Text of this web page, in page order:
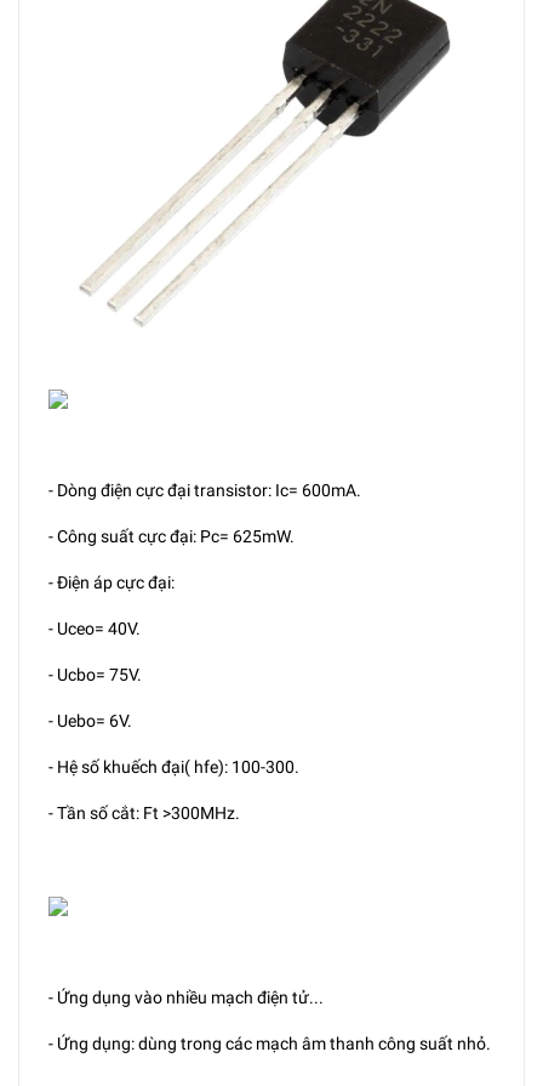
- Dòng điện cực đại transistor: Ic= 600mA.
- Công suất cực đại: Pc= 625mW.
- Điện áp cực đại:
- Uceo= 40V.
- Ucbo= 75V.
- Uebo= 6V.
- Hệ số khuếch đại( hfe): 100-300.
- Tần số cắt: Ft >300MHz.
- Ứng dụng vào nhiều mạch điện tử...
- Ứng dụng: dùng trong các mạch âm thanh công suất nhỏ.